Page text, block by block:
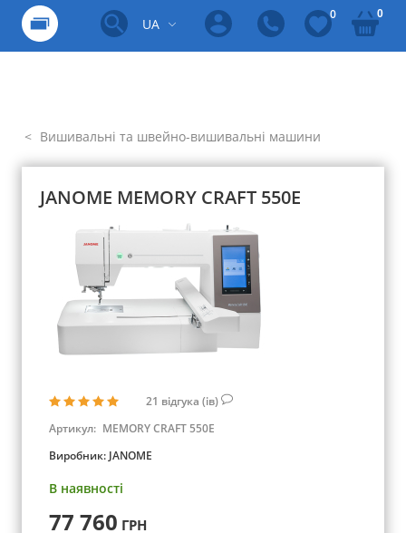
UA
0 0
Вишивальні та швейно-вишивальні машини
JANOME MEMORY CRAFT 550E
21 відгука (ів)
Артикул: MEMORY CRAFT 550E
Виробник: JANOME
В наявності
77 760 ГРН